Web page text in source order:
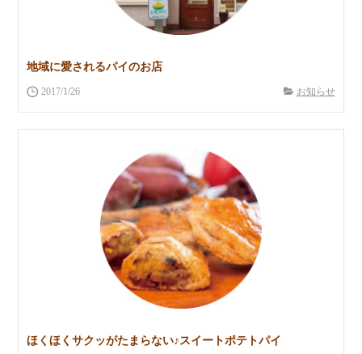
地域に愛されるパイのお店
2017/1/26 お知らせ
ほくほくサクッがたまらない♪スイートポテトパイ